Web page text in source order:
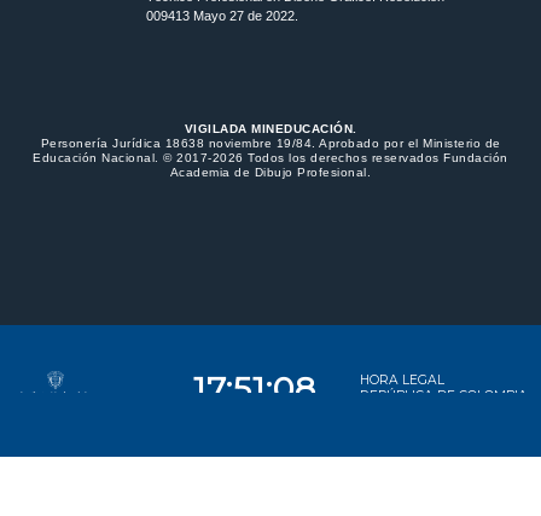
009413 Mayo 27 de 2022.
VIGILADA MINEDUCACIÓN.
Personería Jurídica 18638 noviembre 19/84. Aprobado por el Ministerio de
Educación Nacional. © 2017-2026 Todos los derechos reservados Fundación
Academia de Dibujo Profesional.